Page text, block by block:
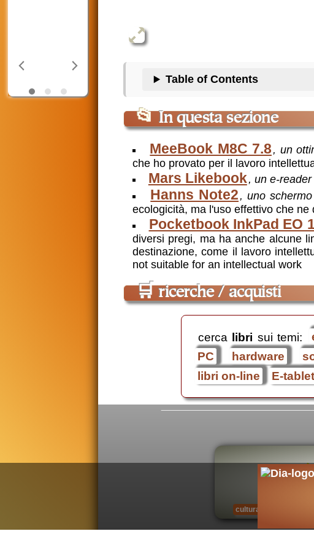
Table of Contents
📂 In questa sezione
MeeBook M8C 7.8 , un
che ho provato per il lavoro
Mars Likebook,un e-
Hanns Note2 ,uno
ecologicità, ma l'uso effettivo che
Pocketbook InkPad EO
diversi pregi, ma ha anche alcune
destinazione, come il lavoro
not suitable for an intellectual work
🛒 ricerche / acquisti
cerca libri sui temi:
PC
hardware
libri on-line
E-
cultura nuova